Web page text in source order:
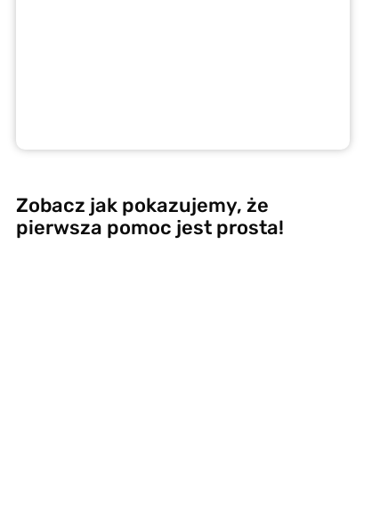
Zobacz jak pokazujemy, że
pierwsza pomoc jest prosta!